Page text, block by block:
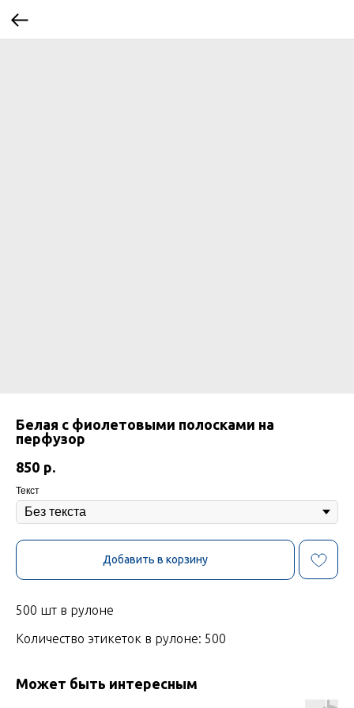
Белая с фиолетовыми полосками на
перфузор
850 р.
Текст
Добавить в корзину
500 шт в рулоне
Количество этикеток в рулоне: 500
Может быть интересным